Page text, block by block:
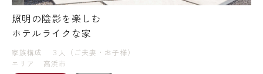
照明の陰影を楽しむ
ホテルライクな家
家族構成
３人（ご夫妻・お子様）
エリア
高浜市